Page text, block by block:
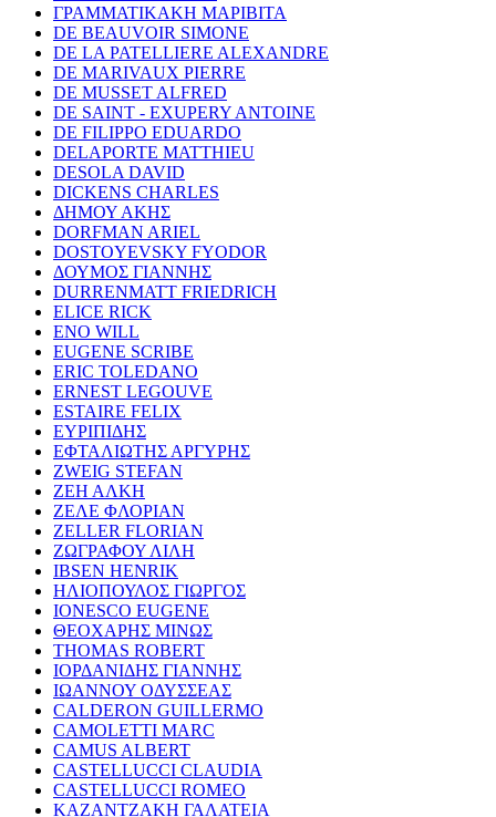
ΓΡΑΜΜΑΤΙΚΑΚΗ ΜΑΡΙΒΙΤΑ
DE BEAUVOIR SIMONE
DE LA PATELLIERE ALEXANDRE
DE MARIVAUX PIERRE
DE MUSSET ALFRED
DE SAINT - EXUPERY ANTOINE
DE FILIPPO EDUARDO
DELAPORTE MATTHIEU
DESOLA DAVID
DICKENS CHARLES
ΔΗΜΟΥ ΑΚΗΣ
DORFMAN ARIEL
DOSTOYEVSKY FYODOR
ΔΟΥΜΟΣ ΓΙΑΝΝΗΣ
DURRENMATT FRIEDRICH
ELICE RICK
ENO WILL
EUGENE SCRIBE
ERIC TOLEDANO
ERNEST LEGOUVE
ESTAIRE FELIX
ΕΥΡΙΠΙΔΗΣ
ΕΦΤΑΛΙΩΤΗΣ ΑΡΓΥΡΗΣ
ZWEIG STEFAN
ΖΕΗ ΑΛΚΗ
ΖΕΛΕ ΦΛΟΡΙΑΝ
ZELLER FLORIAN
ΖΩΓΡΑΦΟΥ ΛΙΛΗ
IBSEN HENRIK
ΗΛΙΟΠΟΥΛΟΣ ΓΙΩΡΓΟΣ
IONESCO EUGENE
ΘΕΟΧΑΡΗΣ ΜΙΝΩΣ
THOMAS ROBERT
ΙΟΡΔΑΝΙΔΗΣ ΓΙΑΝΝΗΣ
ΙΩΑΝΝΟΥ ΟΔΥΣΣΕΑΣ
CALDERON GUILLERMO
CAMOLETTI MARC
CAMUS ALBERT
CASTELLUCCI CLAUDIA
CASTELLUCCI ROMEO
ΚΑΖΑΝΤΖΑΚΗ ΓΑΛΑΤΕΙΑ